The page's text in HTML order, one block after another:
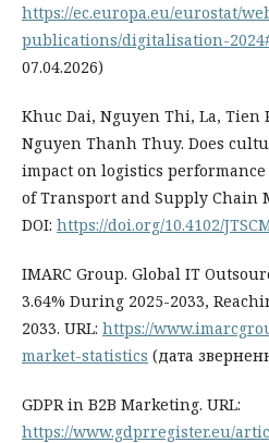
https://ec.europa.eu/eurostat/
publications/digitalisation-
07.04.2026)
Khuc Dai, Nguyen Thi, La, Tien
Nguyen Thanh Thuy. Does
impact on logistics
of Transport and Supply Chain
DOI: https://doi.org/10.4102/
IMARC Group. Global IT
3.64% During 2025-2033,
2033. URL: https://
market-statistics (дата
GDPR in B2B Marketing. URL:
https://www.gdprregister.eu/